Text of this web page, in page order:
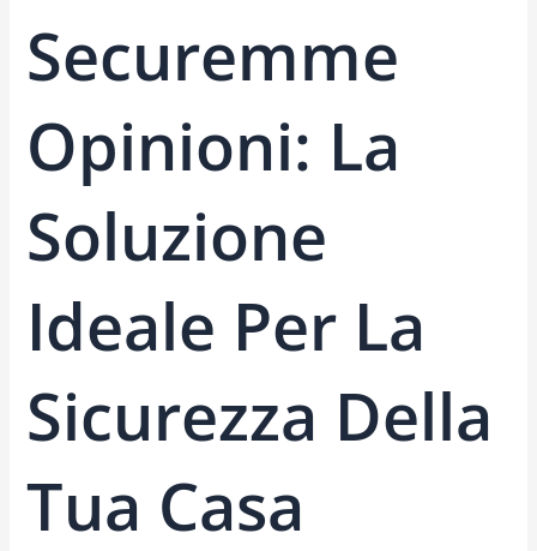
Securemme
Opinioni: La
Soluzione
Ideale Per La
Sicurezza Della
Tua Casa